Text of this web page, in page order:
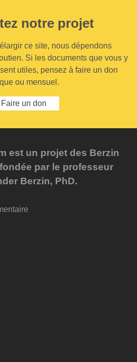
notre projet
ce site, nous dépendons
Si les documents que vous y
utiles, pensez à faire un don
ou mensuel.
Faire un don
est un projet des Berzin
par le professeur
Berzin, PhD.